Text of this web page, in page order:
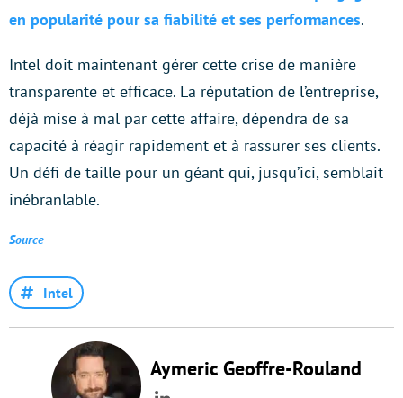
en popularité pour sa fiabilité et ses performances.
Intel doit maintenant gérer cette crise de manière
transparente et efficace. La réputation de l’entreprise,
déjà mise à mal par cette affaire, dépendra de sa
capacité à réagir rapidement et à rassurer ses clients.
Un défi de taille pour un géant qui, jusqu’ici, semblait
inébranlable.
Source
Intel
Aymeric Geoffre-Rouland